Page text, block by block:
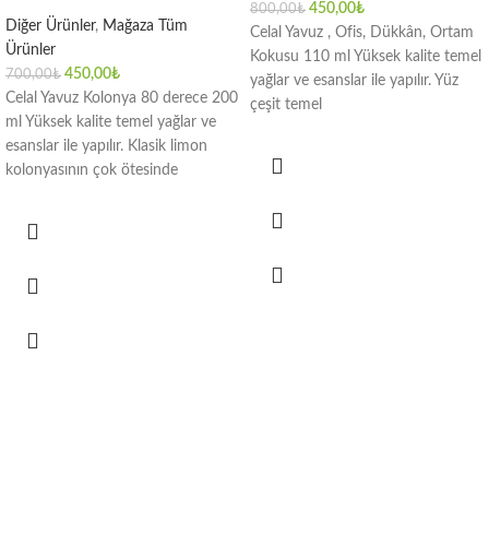
Diğer Ürünler, Mağaza Tüm
Ürünler
700,00₺ 450,00₺
Celal Yavuz Kolonya 80 derece 200
ml Yüksek kalite temel yağlar ve
esanslar ile yapılır. Klasik limon
kolonyasının çok ötesinde
800,00₺ 450,00₺
Celal Yavuz , Ofis, Dükkân, Ortam
Kokusu 110 ml Yüksek kalite temel
yağlar ve esanslar ile yapılır. Yüz
çeşit temel